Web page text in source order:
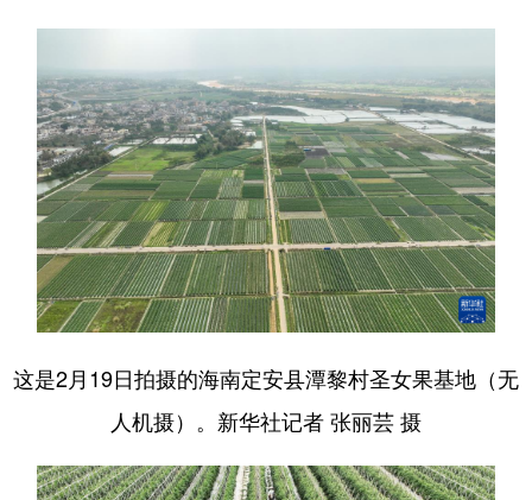
这是2月19日拍摄的海南定安县潭黎村圣女果基地（无
人机摄）。新华社记者 张丽芸 摄